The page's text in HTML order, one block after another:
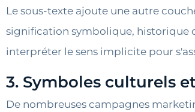
Le sous-texte ajoute une autre
signification symbolique, historique
interpréter le sens implicite pour
3. Symboles culturels
De nombreuses campagnes